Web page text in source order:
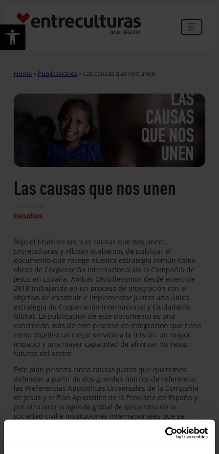
Abrir barra de herramientas
Home » Publicaciones » Las causas que nos unen
Las causas que nos unen
Estudios
Bajo el título de las “Las causas que nos unen”,
Entreculturas y Alboan acabamos de publicar el
documento que recoge nuestra estrategia común como
obras de Cooperación Internacional de la Compañía de
Jesús en España. Ambas ONG llevamos desde enero de
2018 trabajando en un proceso de integración con el
objetivo de construir e implementar juntas una única
estrategia de Cooperación Internacional y Ciudadanía
Global. La publicación de este documento es una
concreción más de este proceso de integración que tiene
como objetivo un mejor servicio a la misión, un mayor
impacto y una mayor capacidad de afrontar los retos
futuros del sector.
Este plan prioriza cinco causas justas que queremos
defender a partir de dos grandes marcos de referencia:
las Preferencias Apostólicas Universales de la Compañía
de Jesús y el Plan Apostólico de la Provincia de España y
por otro lado la agenda global de desarrollo de la
sociedad civil e instituciones internacionales que se
concreta principalmente en los Objetivos de Desarrollo
Sostenible de Naciones Unidas hasta el año 2030.